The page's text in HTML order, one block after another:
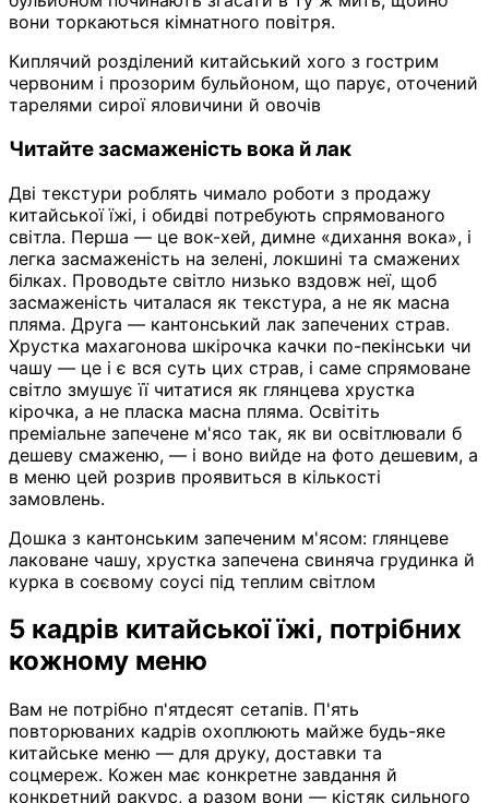
вони торкаються кімнатного повітря.
Киплячий розділений китайський хого з гострим
червоним і прозорим бульйоном, що парує, оточений
тарелями сирої яловичини й овочів
Читайте засмаженість вока й лак
Дві текстури роблять чимало роботи з продажу
китайської їжі, і обидві потребують спрямованого
світла. Перша — це вок-хей, димне «дихання вока», і
легка засмаженість на зелені, локшині та смажених
білках. Проводьте світло низько вздовж неї, щоб
засмаженість читалася як текстура, а не як масна
пляма. Друга — кантонський лак запечених страв.
Хрустка махагонова шкірочка качки по-пекінськи чи
чашу — це і є вся суть цих страв, і саме спрямоване
світло змушує її читатися як глянцева хрустка
кірочка, а не пласка масна пляма. Освітіть
преміальне запечене м'ясо так, як ви освітлювали б
дешеву смаженю, — і воно вийде на фото дешевим, а
в меню цей розрив проявиться в кількості
замовлень.
Дошка з кантонським запеченим м'ясом: глянцеве
лаковане чашу, хрустка запечена свиняча грудинка й
курка в соєвому соусі під теплим світлом
5 кадрів китайської їжі, потрібних
кожному меню
Вам не потрібно п'ятдесят сетапів. П'ять
повторюваних кадрів охоплюють майже будь-яке
китайське меню — для друку, доставки та
соцмереж. Кожен має конкретне завдання й
конкретний ракурс, а разом вони — кістяк сильного